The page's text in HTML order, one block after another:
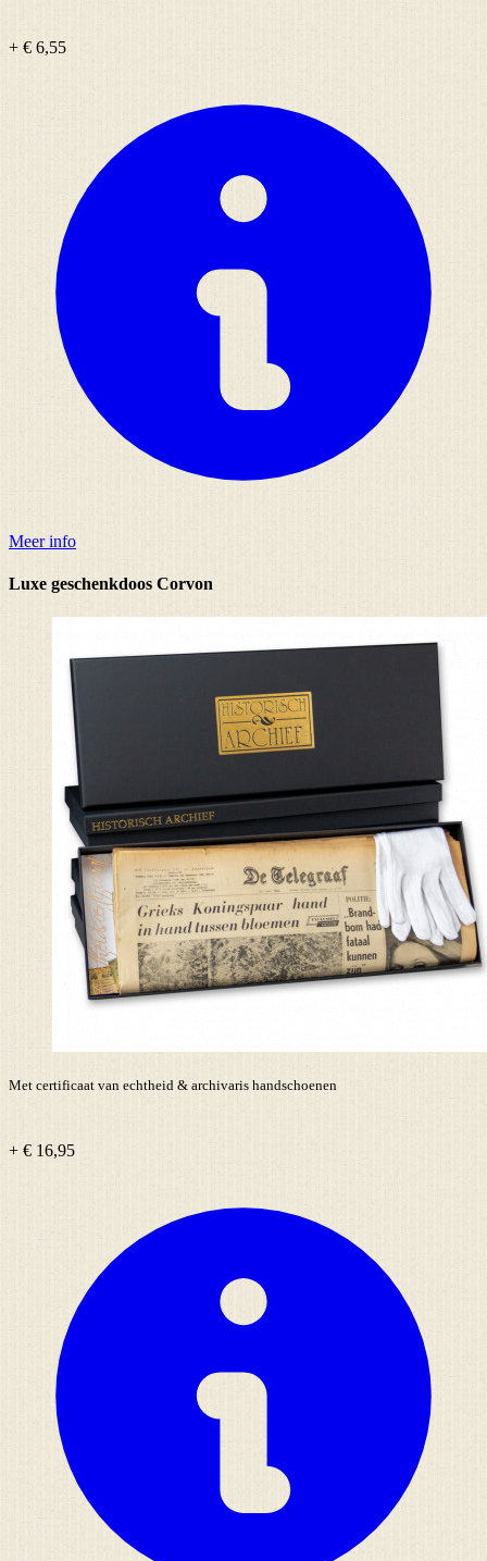
+ € 6,55
Meer info
Luxe geschenkdoos Corvon
Met certificaat van echtheid & archivaris handschoenen
+ € 16,95